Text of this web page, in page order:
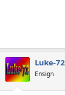
Luke-72
Ensign